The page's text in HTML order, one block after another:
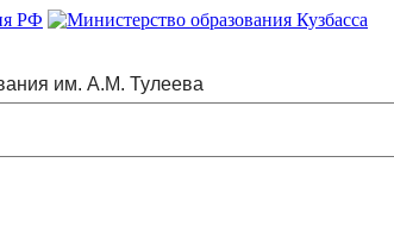
им. А.М. Тулеева